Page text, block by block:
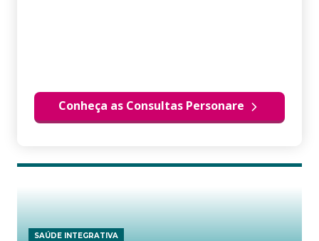
SAÚDE INTEGRATIVA
Conheça as Consultas Personare